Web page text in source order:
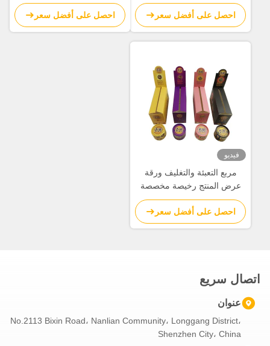
الفضة المنقوش
احصل على أفضل سعر
الموردين للبيع
احصل على أفضل سعر
فيديو
مربع التعبئة والتغليف ورقة
عرض المنتج رخيصة مخصصة
مع طباعة بالألوان الكاملة
احصل على أفضل سعر
اتصال سريع
عنوان
No.2113 Bixin Road، Nanlian Community، Longgang District،
Shenzhen City، China